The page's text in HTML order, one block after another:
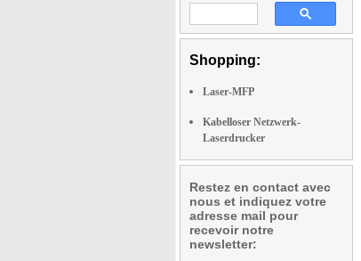
Shopping:
Laser-MFP
Kabelloser Netzwerk-
Laserdrucker
Restez en contact avec
nous et indiquez votre
adresse mail pour
recevoir notre
newsletter: